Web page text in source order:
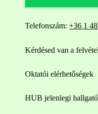
Telefonszám: +36 1
Kérdésed van a
Oktatói elérhetőségek
HUB jelenlegi